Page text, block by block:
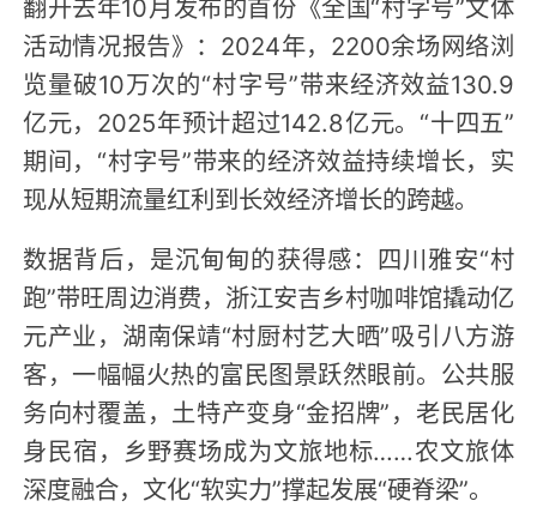
活动情况报告》：2024年，2200余场网络浏
览量破10万次的“村字号”带来经济效益130.9
亿元，2025年预计超过142.8亿元。“十四五”
期间，“村字号”带来的经济效益持续增长，实
现从短期流量红利到长效经济增长的跨越。
数据背后，是沉甸甸的获得感：四川雅安“村
跑”带旺周边消费，浙江安吉乡村咖啡馆撬动亿
元产业，湖南保靖“村厨村艺大晒”吸引八方游
客，一幅幅火热的富民图景跃然眼前。公共服
务向村覆盖，土特产变身“金招牌”，老民居化
身民宿，乡野赛场成为文旅地标……农文旅体
深度融合，文化“软实力”撑起发展“硬脊梁”。